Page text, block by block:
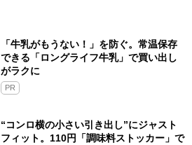
「牛乳がもうない！」を防ぐ。常温保存
できる「ロングライフ牛乳」で買い出し
がラクに
PR
“コンロ横の小さい引き出し”にジャスト
フィット。110円「調味料ストッカー」で